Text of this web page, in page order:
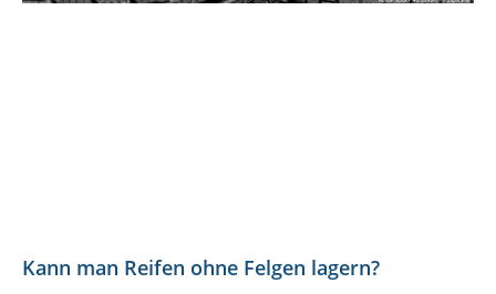
Kann man Reifen ohne Felgen lagern?